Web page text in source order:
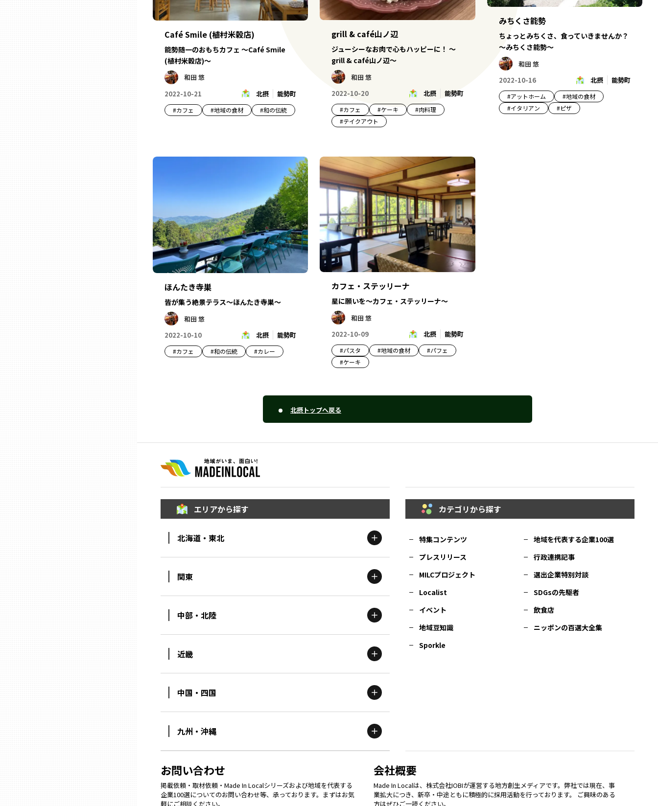
Café Smile (植村米穀店)
能勢随一のおもちカフェ ～Café Smile
(植村米穀店)～
和田 悠
2022-10-21
北摂 能勢町
#カフェ #地域の食材 #和の伝統
grill & café山ノ辺
ジューシーなお肉で心もハッピーに！ ～
grill & café山ノ辺～
和田 悠
2022-10-20
北摂 能勢町
#カフェ #ケーキ #肉料理
#テイクアウト
みちくさ能勢
ちょっとみちくさ、食っていきませんか？
～みちくさ能勢～
和田 悠
2022-10-16
北摂 能勢町
#アットホーム #地域の食材
#イタリアン #ピザ
ほんたき寺巣
皆が集う絶景テラス～ほんたき寺巣～
和田 悠
2022-10-10
北摂 能勢町
#カフェ #和の伝統 #カレー
カフェ・ステッリーナ
星に願いを～カフェ・ステッリーナ～
和田 悠
2022-10-09
北摂 能勢町
#パスタ #地域の食材 #パフェ
#ケーキ
北摂トップへ戻る
エリアから探す
北海道・東北
青森エリア
岩手エリア
関東
栃木エリア
群馬エリア
千葉 エリア
中部・北陸
富山エリア
石川エリア
福井エリア
近畿
京都エリア
大阪市 エリア
中国・四国
島根エリア
九州・沖縄
福岡エリア
カテゴリから探す
特集コンテンツ
地域を代表する企業100選
プレスリリース
行政連携記事
MILCプロジェクト
選出企業特別対談
Localist
SDGsの先駆者
イベント
飲食店
地域豆知識
ニッポンの百選大全集
Sporkle
お問い合わせ
掲載依頼・取材依頼・Made In Localシリーズおよび地域を代表する
企業100選についてのお問い合わせ等、承っております。まずはお気
軽にご相談ください。
会社概要
Made In Localは、株式会社IOBIが運営する地方創生メディアです。弊社では現在、事
業拡大につき、新卒・中途ともに積極的に採用活動を行っております。 ご興味のある
方はぜひご一読ください。